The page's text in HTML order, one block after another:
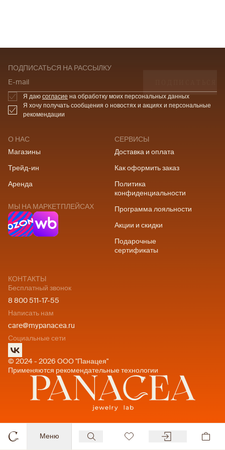
Меню
О НАС
Магазины
Трейд-ин
Аренда
МЫ НА МАРКЕТПЛЕЙСАХ
СЕРВИСЫ
Доставка и оплата
Как оформить заказ
Политика
конфиденциальности
Программа лояльности
Акции и скидки
Подарочные
сертификаты
КОНТАКТЫ
Бесплатный звонок
8 800 511-17-55
Написать нам
care@mypanacea.ru
Социальные сети
© 2024 - 2026 ООО "Панацея"
Применяются рекомендательные технологии
ПОДПИСАТЬСЯ НА РАССЫЛКУ
E-mail
Я даю согласие на обработку моих персональных данных
Я хочу получать сообщения о новостях и акциях и персональные
рекомендации